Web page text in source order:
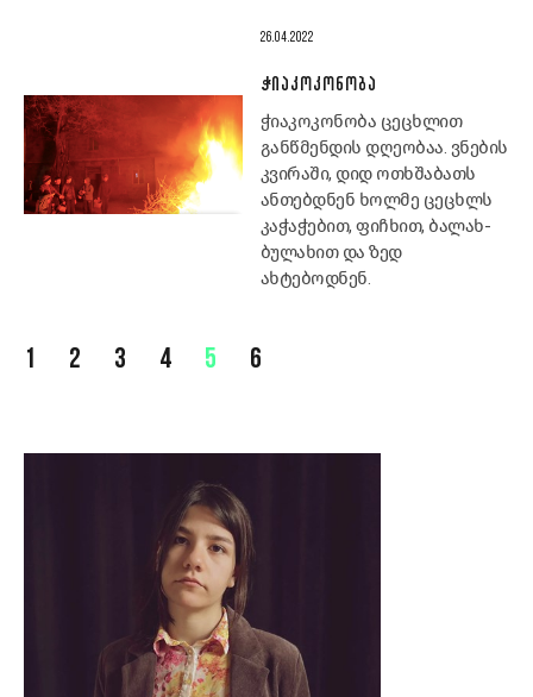
26.04.2022
ᲭᲘᲐᲙᲝᲙᲝᲜᲝᲑᲐ
ჭიაკოკონობა ცეცხლით
განწმენდის დღეობაა. ვნების
კვირაში, დიდ ოთხშაბათს
ანთებდნენ ხოლმე ცეცხლს
კაჭაჭებით, ფიჩხით, ბალახ-
ბულახით და ზედ
ახტებოდნენ.
1 2 3 4 5 6